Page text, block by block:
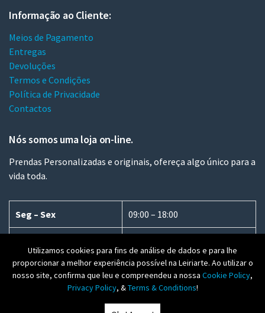
Informação ao Cliente:
Meios de Pagamento
Entregas
Devoluções
Termos e Condições
Política de Privacidade
Contactos
Nós somos uma loja on-line.
Prendas Personalizadas e originais, ofereça algo único para a
vida toda.
Seg – Sex 09:00 – 18:00
Domingo Fechado
Utilizamos cookies para fins de análise de dados e para lhe
proporcionar a melhor experiência possível na Leiriarte. Ao utilizar o
nosso site, confirma que leu e compreendeu a nossa Cookie Policy,
Privacy Policy, &Terms & Conditions!